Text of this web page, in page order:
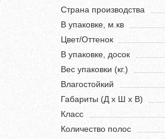
Страна производства
В упаковке, м.кв
Цвет/Оттенок
В упаковке, досок
Вес упаковки (кг.)
Влагостойкий
Габариты (Д х Ш х В)
Класс
Количество полос